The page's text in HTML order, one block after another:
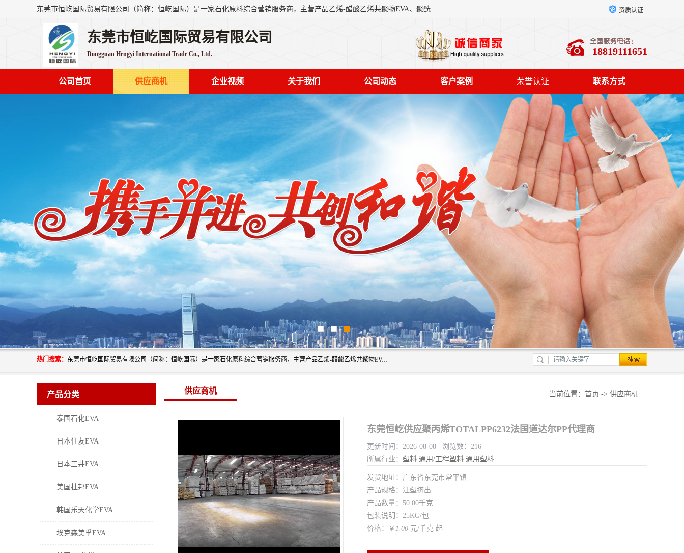
东莞市恒屹国际贸易有限公司（简称：恒屹国际）是一家石化原料综合营销服务商，主营产品乙烯-醋酸乙烯共聚物EVA、聚酰胺PA（尼龙）、醚酯型热塑弹性体TPEE等，公司秉承以市场为导向的战略思想，致力于大宗石化原料在中国市场的营销服务业务，为客户提供一站式的全面服务。 资质认证
东莞市恒屹国际贸易有限公司
Dongguan Hengyi International Trade Co., Ltd. 18819111651
公司首页 供应商机 企业视频 关于我们 公司动态 客户案例 荣誉认证 联系方式
热门搜索： 东莞市恒屹国际贸易有限公司（简称：恒屹国际）是一家石化原料综合营销服务商，主营产品乙烯-醋酸乙烯共聚物EVA、聚酰胺PA（尼龙）、醚酯型热塑弹性体TPEE等，公司秉承以市场为导向的战略思想，致力于大宗石化原料在中国市场的营销服务业务，为客户提供一站式的全面服务。
产品分类
泰国石化EVA
日本住友EVA
日本三井EVA
美国杜邦EVA
韩国乐天化学EVA
埃克森美孚EVA
供应商机 当前位置： 首页 -> 供应商机
东莞恒屹供应聚丙烯TOTALPP6232法国道达尔PP代理商
更新时间：2026-08-08 浏览数：216
所属行业： 塑料 通用/工程塑料 通用塑料
发货地址：广东省东莞市常平镇
产品规格：注塑挤出
产品数量：50.00千克
包装说明：25KG/包
价格：￥ 1.00 元/千克 起